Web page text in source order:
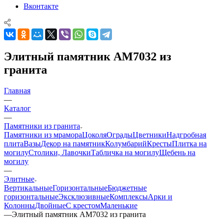
Вконтакте
Элитный памятник AM7032 из
гранита
Главная
—
Каталог
—
Памятники из гранита
Памятники из мрамораЦоколяОградыЦветникиНадгробная
плитаВазыДекор на памятникКолумбарийКрестыПлитка на
могилуСтолики, ЛавочкиТабличка на могилуЩебень на
могилу
—
Элитные
ВертикальныеГоризонтальныеБюджетные
горизонтальныеЭксклюзивныеКомплексыАрки и
КолонныДвойныеС крестомМаленькие
—Элитный памятник AM7032 из гранита